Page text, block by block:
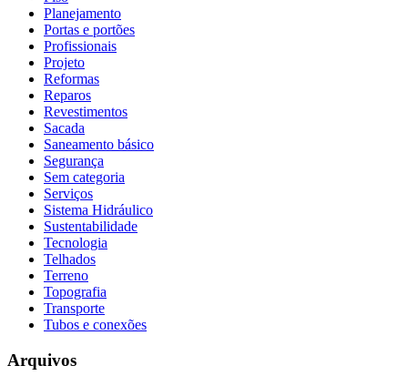
Planejamento
Portas e portões
Profissionais
Projeto
Reformas
Reparos
Revestimentos
Sacada
Saneamento básico
Segurança
Sem categoria
Serviços
Sistema Hidráulico
Sustentabilidade
Tecnologia
Telhados
Terreno
Topografia
Transporte
Tubos e conexões
Arquivos